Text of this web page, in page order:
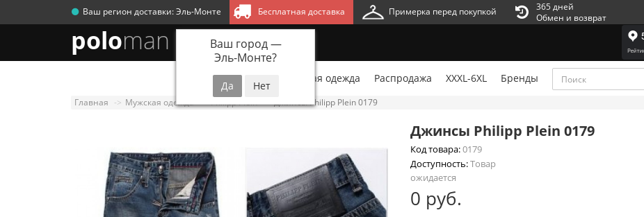
Ваш регион доставки:Эль-Монте
Ваш город —
Эль-Монте?
Бесплатная доставка Примерка перед покупкой
365 дней
Обмен и возврат
poloman
Новинки Мужская одежда Распродажа XXXL-6XL Бренды
Главная Мужская одежда Philipp Plein Джинсы Philipp Plein 0179
Джинсы Philipp Plein 0179
Код товара:0179
Доступность:Товар
ожидается
0 руб.